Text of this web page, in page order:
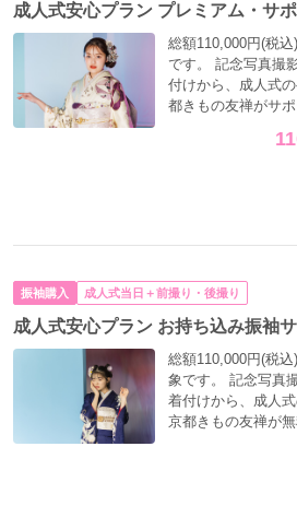
成人式安心プラン プレミアム・サ
総額110,000円(税
です。 記念写真撮
付けから、成人式
都きもの友禅がサポ
振袖購入 成人式当日＋前撮り・後撮り
成人式安心プラン お持ち込み振袖
総額110,000円(税
象です。 記念写真
着付けから、成人
京都きもの友禅が